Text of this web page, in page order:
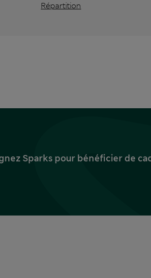
Répartition
Sparks pour bénéficier de